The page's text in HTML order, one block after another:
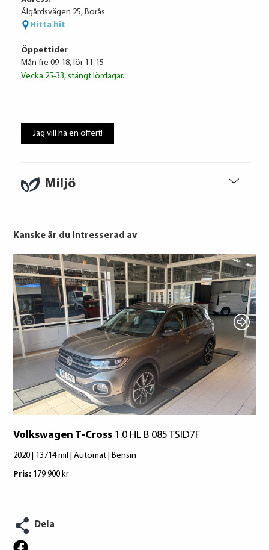
Miljö
Volkswagen Financial Services
Ränta
Att låna kostar pengar!
Om du inte kan betala tillbaka skulden i
tid riskerar du en betalningsanmärkning,
Det kan leda till svårigheter att få hyra
bostad, teckna abonnemang och få nya
lån. För stöd, vänd dig till budget- och
skuldrådgivare i din kommun.
Konsumentuppgifter finns på
konsumentverket.se
Ålgårdsvägen 25, Borås
Hitta hit
Öppettider
Mån-fre 09-18, lör 11-15
Vecka 25-33, stängt lördagar.
Jag vill ha en offert!
Kanske är du intresserad av
Volkswagen T-Cross 1.0 HL B 085 TSID7F
2020 | 13714 mil | Automat | Bensin
Pris: 179 900 kr
Dela